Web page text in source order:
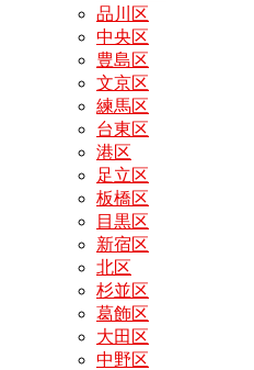
品川区
中央区
豊島区
文京区
練馬区
台東区
港区
足立区
板橋区
目黒区
新宿区
北区
杉並区
葛飾区
大田区
中野区